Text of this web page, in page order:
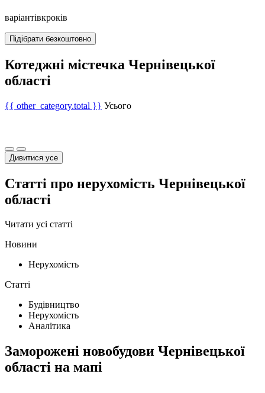
варіантівкроків
Підібрати безкоштовно
Котеджні містечка Чернівецької
області
{{ other_category.total }} Усього
Дивитися усе
Статті про нерухомість Чернівецької
області
Читати усі статті
Новини
Нерухомість
Статті
Будівництво
Нерухомість
Аналітика
Заморожені новобудови Чернівецької
області на мапі